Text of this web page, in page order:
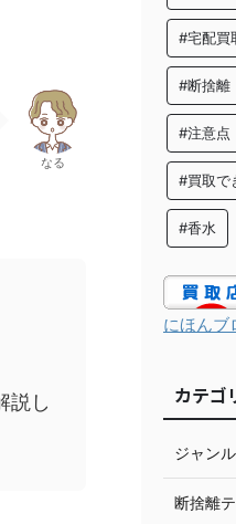
なる
説し
#宅配買
#断捨離
#注意点
#買取で
#香水
にほんブ
カテゴ
ジャン
断捨離